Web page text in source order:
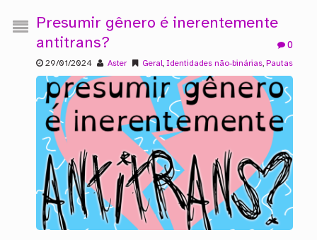
Presumir gênero é inerentemente
antitrans?
0
29/01/2024 Aster Geral, Identidades não-binárias, Pautas